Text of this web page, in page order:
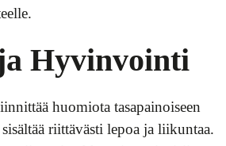
Hyvinvointi
huomiota tasapainoiseen
riittävästi lepoa ja liikuntaa.